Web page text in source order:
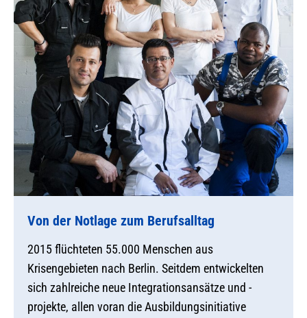
Von der Notlage zum Berufsalltag
2015 flüchteten 55.000 Menschen aus
Krisengebieten nach Berlin. Seitdem entwickelten
sich zahlreiche neue Integrationsansätze und -
projekte, allen voran die Ausbildungsinitiative